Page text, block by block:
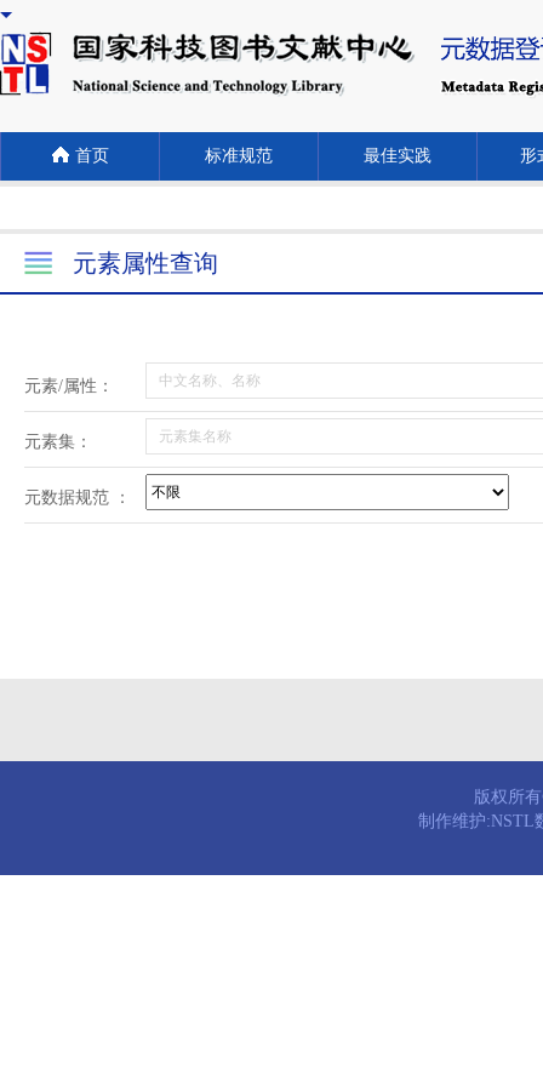
首页 标准规范 最佳实践 形
元素属性查询
元素/属性：
元素集：
元数据规范 ：
版权所
制作维护:NSTL